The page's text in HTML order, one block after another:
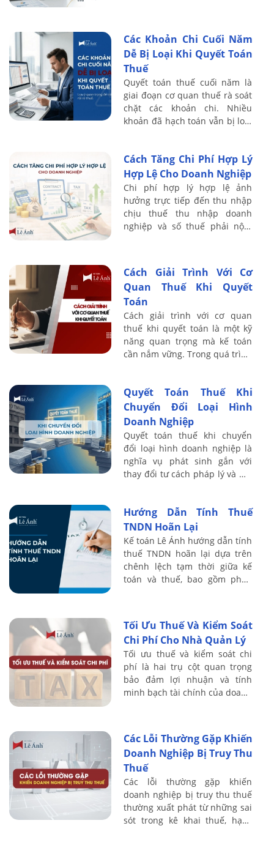
Các Khoản Chi Cuối Năm
Dễ Bị Loại Khi Quyết Toán
Thuế
Quyết toán thuế cuối năm là
giai đoạn cơ quan thuế rà soát
chặt các khoản chi. Nhiều
khoản đã hạch toán vẫn bị loại
thu nhập ...
Cách Tăng Chi Phí Hợp Lý
Hợp Lệ Cho Doanh Nghiệp
Chi phí hợp lý hợp lệ ảnh
hưởng trực tiếp đến thu nhập
chịu thuế thu nhập doanh
nghiệp và số thuế phải nộp.
ứng điều kiện ...
Cách Giải Trình Với Cơ
Quan Thuế Khi Quyết
Toán
Cách giải trình với cơ quan
thuế khi quyết toán là một kỹ
năng quan trọng mà kế toán
cần nắm vững. Trong quá trình
cung ...
Quyết Toán Thuế Khi
Chuyển Đổi Loại Hình
Doanh Nghiệp
Quyết toán thuế khi chuyển
đổi loại hình doanh nghiệp là
nghĩa vụ phát sinh gắn với
thay đổi tư cách pháp lý và mã
toán ...
Hướng Dẫn Tính Thuế
TNDN Hoãn Lại
Kế toán Lê Ánh hướng dẫn tính
thuế TNDN hoãn lại dựa trên
chênh lệch tạm thời giữa kế
toán và thuế, bao gồm phân
Tối Ưu Thuế Và Kiểm Soát
Chi Phí Cho Nhà Quản Lý
Tối ưu thuế và kiểm soát chi
phí là hai trụ cột quan trọng
bảo đảm lợi nhuận và tính
minh bạch tài chính của doanh
hợp ...
Các Lỗi Thường Gặp Khiến
Doanh Nghiệp Bị Truy Thu
Thuế
Các lỗi thường gặp khiến
doanh nghiệp bị truy thu thuế
thường xuất phát từ những sai
sót trong kê khai thuế, hạch